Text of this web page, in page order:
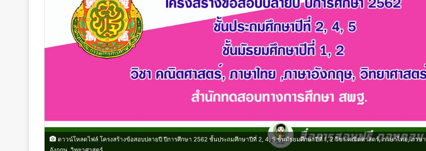
ดาวน์โหลดไฟล์ โครงสร้างข้อสอบปลายปี ปีการศึกษา 2562 ชั้นประถมศึกษาปีที่ 2, 4, 5 ชั้นมัธยมศึกษาปีที่ 1, 2 วิชา คณิตศาสตร์, ภาษาไทย, ภาษา